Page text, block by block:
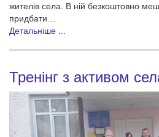
жителів села. В ній безкоштовно
придбати…
Детальніше ...
Тренінг з активом